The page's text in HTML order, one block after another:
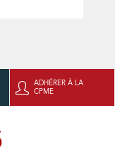
ADHÉRER À LA
CPME